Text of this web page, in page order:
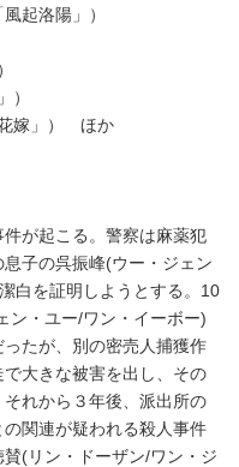
洛陽」）
嫁」） ほか
が起こる。警察は麻薬犯
子の呉振峰(ウー・ジェン
白を証明しようとする。10
ン・ユー/ワン・イーボー)
たが、別の密売人捕獲作
大きな被害を出し、その
れから３年後、派出所の
関連が疑われる殺人事件
(リン・ドーザン/ワン・ジ